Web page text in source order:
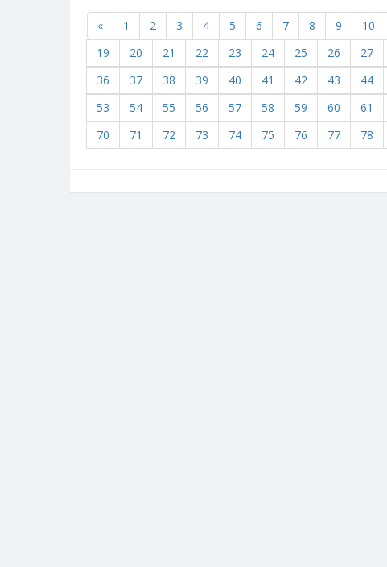
« 1 2 3 4 5 6 7 8 9 10
19
20 21 22 23 24 25 26 27
36
37 38 39 40 41 42 43 44
53
54 55 56 57 58 59 60 61
70
71 72 73 74 75 76 77 78